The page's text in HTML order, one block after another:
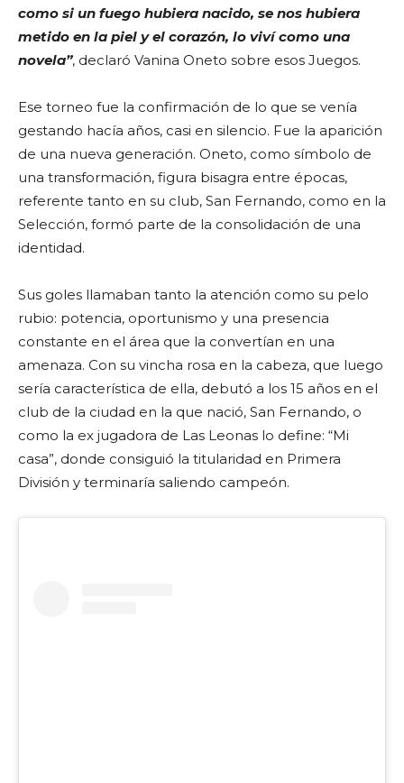
como si un fuego hubiera nacido, se nos hubiera
metido en la piel y el corazón, lo viví como una
novela”, declaró Vanina Oneto sobre esos Juegos.
Ese torneo fue la confirmación de lo que se venía
gestando hacía años, casi en silencio. Fue la aparición
de una nueva generación. Oneto, como símbolo de
una transformación, figura bisagra entre épocas,
referente tanto en su club, San Fernando, como en la
Selección, formó parte de la consolidación de una
identidad.
Sus goles llamaban tanto la atención como su pelo
rubio: potencia, oportunismo y una presencia
constante en el área que la convertían en una
amenaza. Con su vincha rosa en la cabeza, que luego
sería característica de ella, debutó a los 15 años en el
club de la ciudad en la que nació, San Fernando, o
como la ex jugadora de Las Leonas lo define: “Mi
casa”, donde consiguió la titularidad en Primera
División y terminaría saliendo campeón.